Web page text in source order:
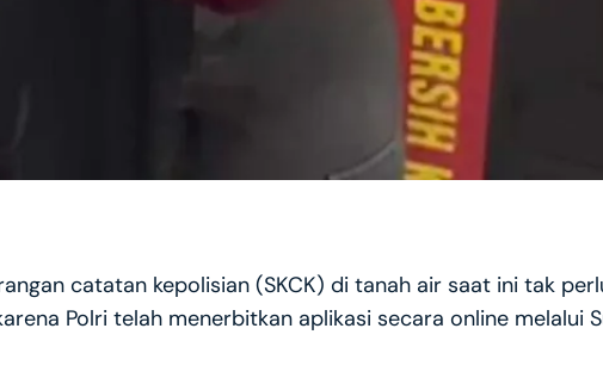
catatan kepolisian (SKCK) di tanah air saat ini tak
Polri telah menerbitkan aplikasi secara online melalui